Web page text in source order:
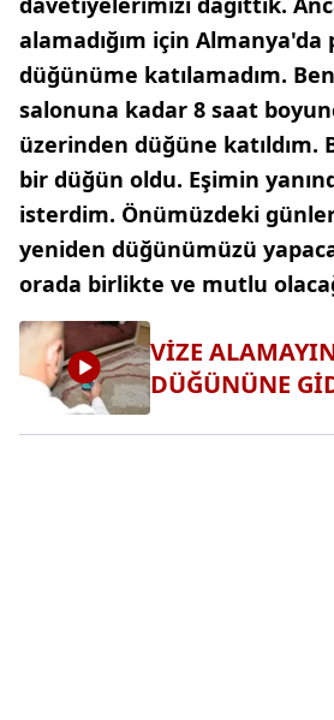
alamadığım için Almanya'da
düğünüme katılamadım.
salonuna kadar 8 saat
üzerinden düğüne katıldım.
bir düğün oldu. Eşimin
isterdim. Önümüzdeki
yeniden düğünümüzü
orada birlikte ve mutlu
VİZE
DÜĞÜNÜNE